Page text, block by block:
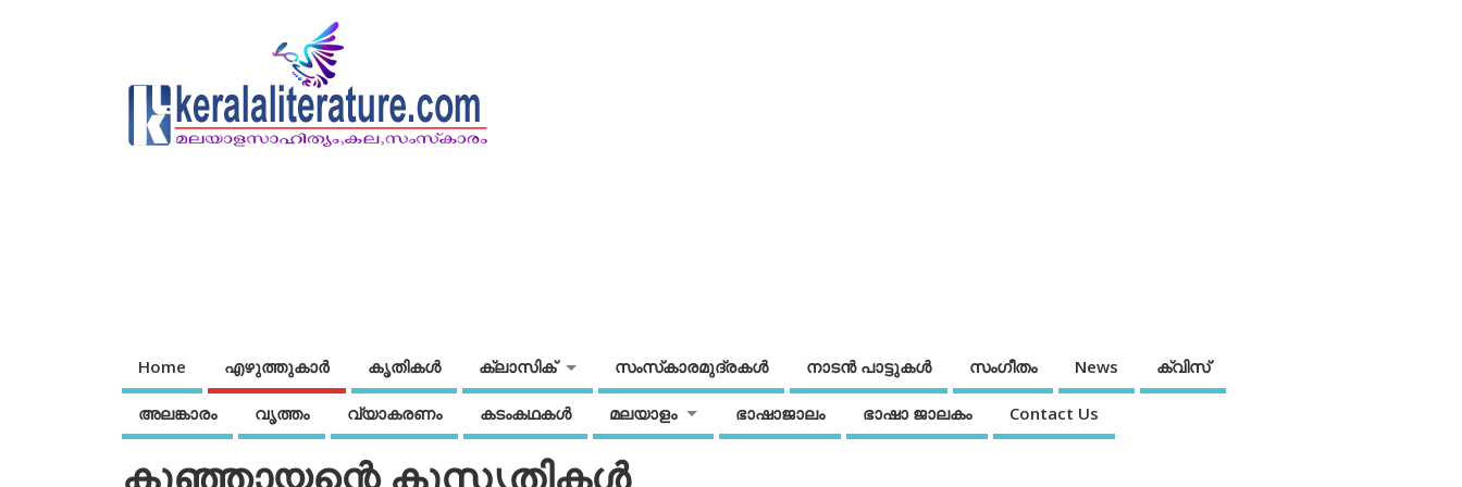
Home എഴുത്തുകാര്‍ കൃതികൾ ക്ലാസിക് സംസ്‌കാരമുദ്രകള്‍ നാടന്‍ പാട്ടുകള്‍ സംഗീതം News ക്വിസ്
അലങ്കാരം വൃത്തം വ്യാകരണം കടംകഥകള്‍ മലയാളം ഭാഷാജാലം ഭാഷാ ജാലകം Contact Us